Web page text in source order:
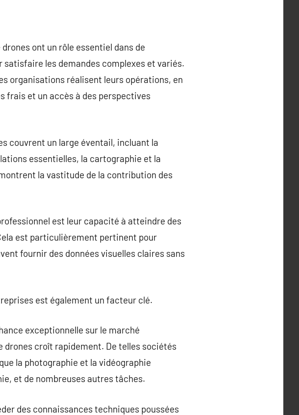
ont un rôle essentiel dans de
les demandes complexes et variés.
organisations réalisent leurs opérations, en
frais et un accès à des perspectives
couvrent un large éventail, incluant la
essentielles, la cartographie et la
la vastitude de la contribution des
est leur capacité à atteindre des
est particulièrement pertinent pour
fournir des données visuelles claires sans
est également un facteur clé.
exceptionnelle sur le marché
drones croît rapidement. De telles sociétés
la photographie et la vidéographie
et de nombreuses autres tâches.
des connaissances techniques poussées